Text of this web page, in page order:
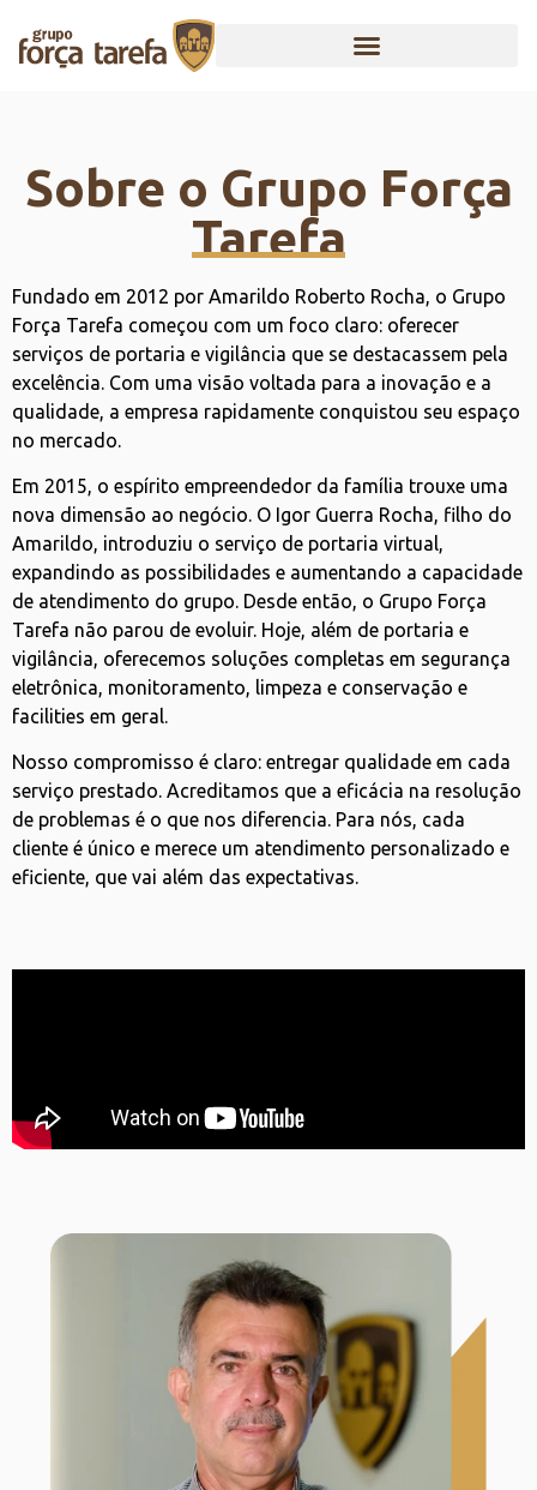
Sobre o Grupo Força
Tarefa
Fundado em 2012 por Amarildo Roberto Rocha, o Grupo
Força Tarefa começou com um foco claro: oferecer
serviços de portaria e vigilância que se destacassem pela
excelência. Com uma visão voltada para a inovação e a
qualidade, a empresa rapidamente conquistou seu espaço
no mercado.
Em 2015, o espírito empreendedor da família trouxe uma
nova dimensão ao negócio. O Igor Guerra Rocha, filho do
Amarildo, introduziu o serviço de portaria virtual,
expandindo as possibilidades e aumentando a capacidade
de atendimento do grupo. Desde então, o Grupo Força
Tarefa não parou de evoluir. Hoje, além de portaria e
vigilância, oferecemos soluções completas em segurança
eletrônica, monitoramento, limpeza e conservação e
facilities em geral.
Nosso compromisso é claro: entregar qualidade em cada
serviço prestado. Acreditamos que a eficácia na resolução
de problemas é o que nos diferencia. Para nós, cada
cliente é único e merece um atendimento personalizado e
eficiente, que vai além das expectativas.